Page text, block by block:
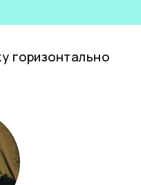
горизонтально